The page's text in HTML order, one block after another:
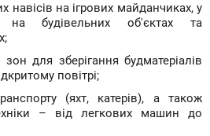
навісів на ігрових майданчиках, у
на будівельних об'єктах та
зон для зберігання будматеріалів
повітрі;
(яхт, катерів), а також
– від легкових машин до